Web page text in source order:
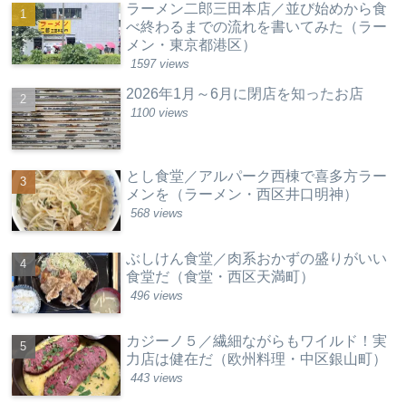
ラーメン二郎三田本店／並び始めから食
べ終わるまでの流れを書いてみた（ラー
メン・東京都港区）
1597 views
2026年1月～6月に閉店を知ったお店
1100 views
とし食堂／アルパーク西棟で喜多方ラー
メンを（ラーメン・西区井口明神）
568 views
ぶしけん食堂／肉系おかずの盛りがいい
食堂だ（食堂・西区天満町）
496 views
カジーノ５／繊細ながらもワイルド！実
力店は健在だ（欧州料理・中区銀山町）
443 views